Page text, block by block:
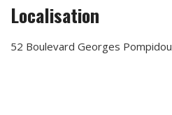
Localisation
52 Boulevard Georges